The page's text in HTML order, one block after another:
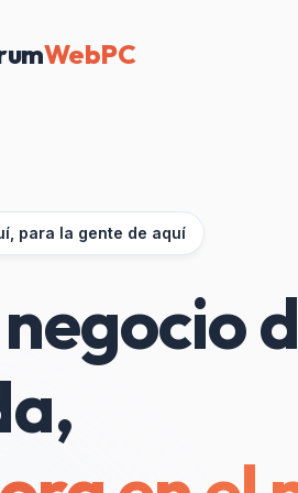
WebPC
para la gente de aquí